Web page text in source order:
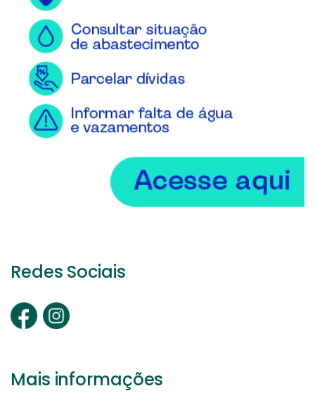
Redes Sociais
Mais informações